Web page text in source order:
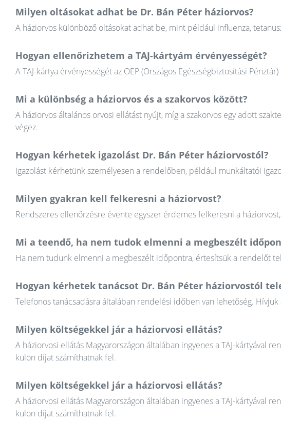
Milyen oltásokat adhat be Dr. Bán Péter háziorvos?
A háziorvos különböző oltásokat adhat be, mint például influenza,
Hogyan ellenőrizhetem a TAJ-kártyám érvényességét?
A TAJ-kártya érvényességét az OEP (Országos Egészségbiztosítási
Mi a különbség a háziorvos és a szakorvos között?
A háziorvos általános orvosi ellátást nyújt, míg a szakorvos egy adott
végez.
Hogyan kérhetek igazolást Dr. Bán Péter háziorvostól?
Igazolást kérhetünk személyesen a rendelőben, például munkáltatói
Milyen gyakran kell felkeresni a háziorvost?
Rendszeres ellenőrzésre évente egyszer érdemes felkeresni a
Mi a teendő, ha nem tudok elmenni a megbeszélt
Ha nem tudunk elmenni a megbeszélt időpontra, értesítsük a rendelőt
Hogyan kérhetek tanácsot Dr. Bán Péter háziorvostól
Telefonos tanácsadásra általában rendelési időben van lehetőség.
Milyen költségekkel jár a háziorvosi ellátás?
A háziorvosi ellátás Magyarországon általában ingyenes a TAJ-kártyával
külön díjat számíthatnak fel.
Milyen költségekkel jár a háziorvosi ellátás?
A háziorvosi ellátás Magyarországon általában ingyenes a TAJ-kártyával
külön díjat számíthatnak fel.